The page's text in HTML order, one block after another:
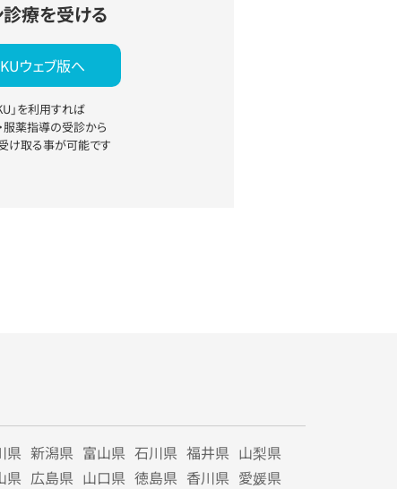
診療を受ける
ウェブ版へ
」を利用すれば
服薬指導の受診から
け取る事が可能です
県 新潟県 富山県 石川県 福井県 山梨県
県 広島県 山口県 徳島県 香川県 愛媛県